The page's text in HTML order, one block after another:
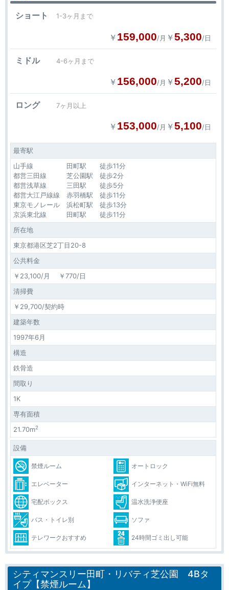
ショート 1-3ヶ月まで
￥ 159,000/月 ￥5,300/日
ミドル 4-6ヶ月まで
￥ 156,000/月 ￥5,200/日
ロング 7ヶ月以上
￥ 153,000/月 ￥5,100/日
最寄駅
山手線 田町駅 徒歩11分
都営三田線 芝公園駅 徒歩2分
都営浅草線 三田駅 徒歩5分
都営大江戸線線 赤羽橋駅 徒歩11分
東京モノレール 浜松町駅 徒歩13分
京浜東北線 田町駅 徒歩11分
所在地
東京都港区芝2丁目20-8
公共料金
￥23,100/月 ￥770/日
清掃費
￥29,700/契約時
建築年数
1997年6月
構造
鉄骨造
間取り
1K
専有面積
21.70m2
設備
禁煙ルーム オートロック
エレベーター インターネット・WiFi無料
宅配ボックス 温水洗浄便座
バス・トイレ別 ソファ
テレワークおすすめ 24時間ゴミ出し可能
シティマンスリー田町・リバティ芝公園 4Bタ
イプ【禁煙ルーム】